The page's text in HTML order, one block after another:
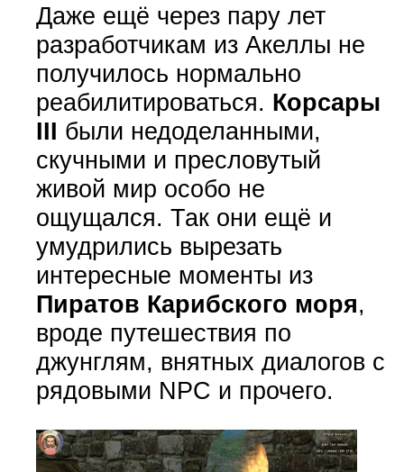
Даже ещё через пару лет
разработчикам из Акеллы не
получилось нормально
реабилитироваться. Корсары
III были недоделанными,
скучными и пресловутый
живой мир особо не
ощущался. Так они ещё и
умудрились вырезать
интересные моменты из
Пиратов Карибского моря,
вроде путешествия по
джунглям, внятных диалогов с
рядовыми NPC и прочего.